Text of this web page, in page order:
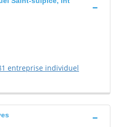
entreprise individuel